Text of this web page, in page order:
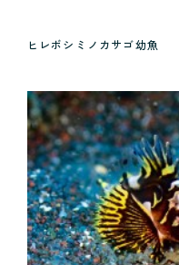
ヒレボシミノカサゴ幼魚